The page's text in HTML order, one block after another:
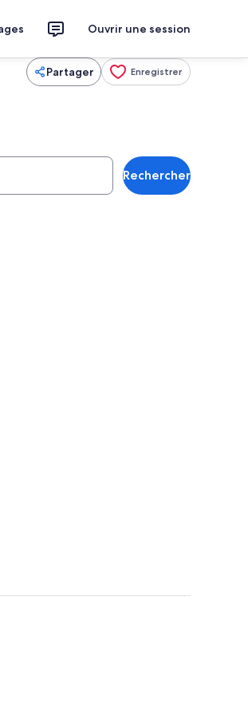
Ouvrir une session
Partager Enregistrer
Rechercher